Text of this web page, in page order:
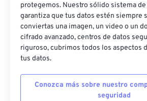
protegemos. Nuestro sólido sistema
garantiza que tus datos estén siempre
conviertas una imagen, un video o un
cifrado avanzado, centros de datos
riguroso, cubrimos todos los aspectos
tus datos.
Conozca más sobre nuestro
seguridad